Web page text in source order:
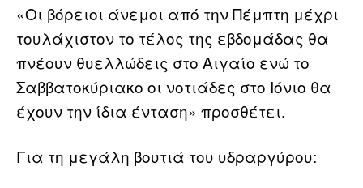
«Οι βόρειοι άνεμοι από την Πέμπτη μέχρι
τουλάχιστον το τέλος της εβδομάδας θα
πνέουν θυελλώδεις στο Αιγαίο ενώ το
Σαββατοκύριακο οι νοτιάδες στο Ιόνιο θα
έχουν την ίδια ένταση» προσθέτει.
Για τη μεγάλη βουτιά του υδραργύρου: